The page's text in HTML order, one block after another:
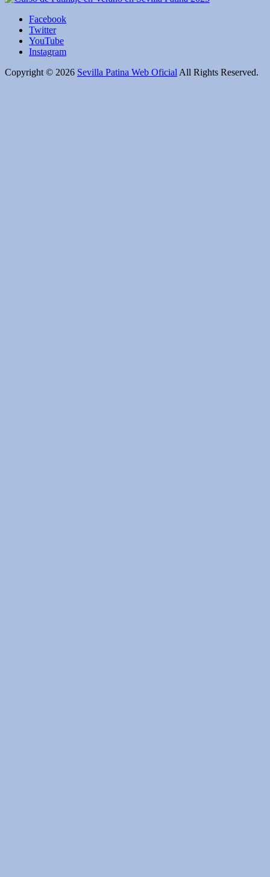
Facebook
Twitter
YouTube
Instagram
Copyright © 2026 Sevilla Patina Web Oficial All Rights Reserved.